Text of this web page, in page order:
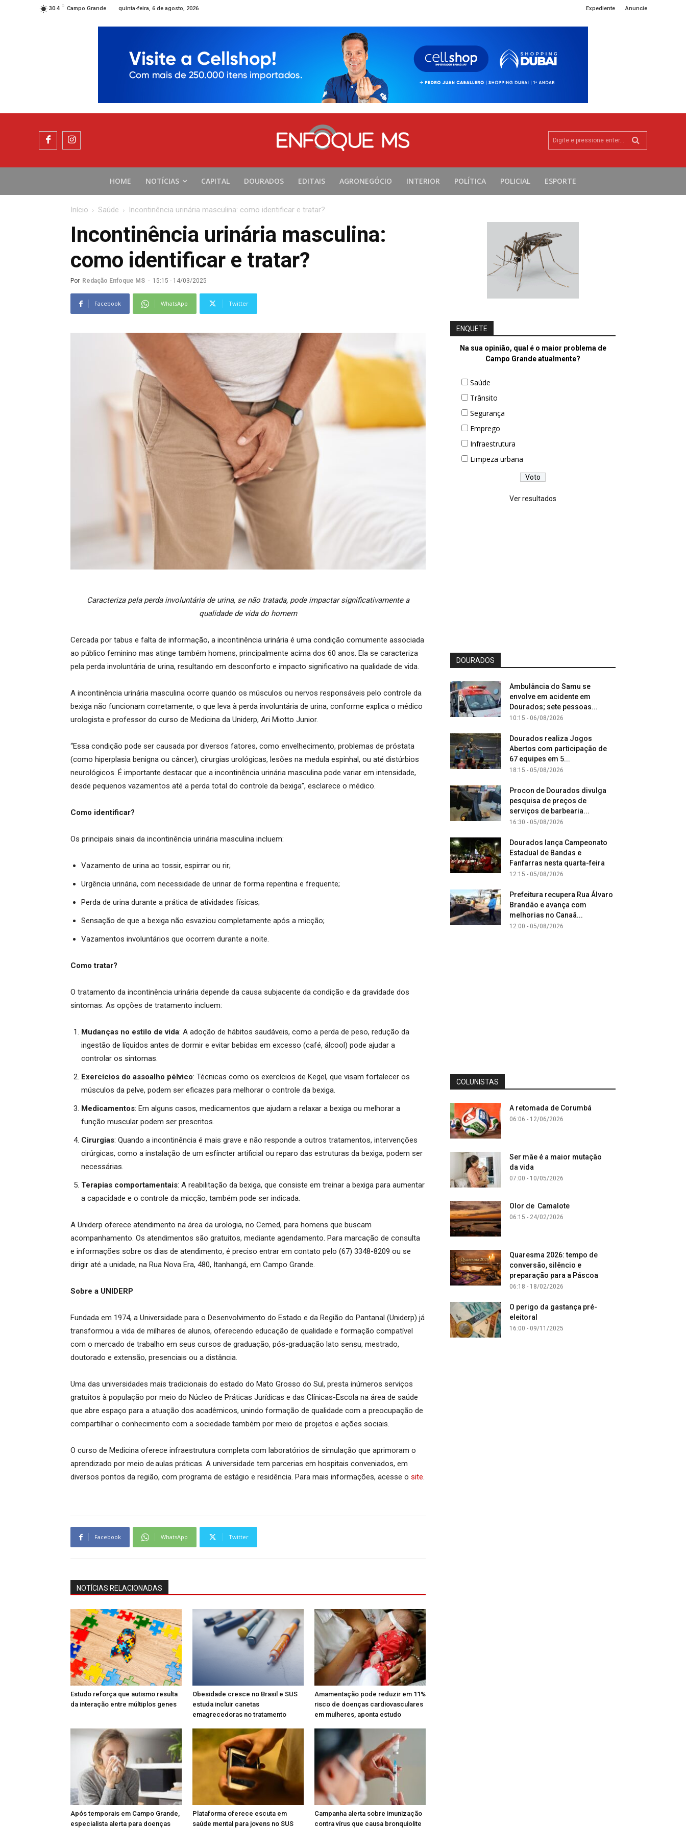
30.4 C Campo Grande quinta-feira, 6 de agosto, 2026 Expediente Anuncie
Digite e pressione enter...
HOME NOTÍCIAS CAPITAL DOURADOS EDITAIS AGRONEGÓCIO INTERIOR POLÍTICA POLICIAL ESPORTE
Início Saúde Incontinência urinária masculina: como identificar e tratar?
Incontinência urinária masculina:
como identificar e tratar?
Por Redação Enfoque MS - 15:15 - 14/03/2025
Facebook WhatsApp Twitter
Caracteriza pela perda involuntária de urina, se não tratada, pode impactar significativamente a
qualidade de vida do homem
Cercada por tabus e falta de informação, a incontinência urinária é uma condição comumente associada
ao público feminino mas atinge também homens, principalmente acima dos 60 anos. Ela se caracteriza
pela perda involuntária de urina, resultando em desconforto e impacto significativo na qualidade de vida.
A incontinência urinária masculina ocorre quando os músculos ou nervos responsáveis pelo controle da
bexiga não funcionam corretamente, o que leva à perda involuntária de urina, conforme explica o médico
urologista e professor do curso de Medicina da Uniderp, Ari Miotto Junior.
“Essa condição pode ser causada por diversos fatores, como envelhecimento, problemas de próstata
(como hiperplasia benigna ou câncer), cirurgias urológicas, lesões na medula espinhal, ou até distúrbios
neurológicos. É importante destacar que a incontinência urinária masculina pode variar em intensidade,
desde pequenos vazamentos até a perda total do controle da bexiga”, esclarece o médico.
Como identificar?
Os principais sinais da incontinência urinária masculina incluem:
Vazamento de urina ao tossir, espirrar ou rir;
Urgência urinária, com necessidade de urinar de forma repentina e frequente;
Perda de urina durante a prática de atividades físicas;
Sensação de que a bexiga não esvaziou completamente após a micção;
Vazamentos involuntários que ocorrem durante a noite.
Como tratar?
O tratamento da incontinência urinária depende da causa subjacente da condição e da gravidade dos
sintomas. As opções de tratamento incluem:
Mudanças no estilo de vida: A adoção de hábitos saudáveis, como a perda de peso, redução da
ingestão de líquidos antes de dormir e evitar bebidas em excesso (café, álcool) pode ajudar a
controlar os sintomas.
Exercícios do assoalho pélvico: Técnicas como os exercícios de Kegel, que visam fortalecer os
músculos da pelve, podem ser eficazes para melhorar o controle da bexiga.
Medicamentos: Em alguns casos, medicamentos que ajudam a relaxar a bexiga ou melhorar a
função muscular podem ser prescritos.
Cirurgias: Quando a incontinência é mais grave e não responde a outros tratamentos, intervenções
cirúrgicas, como a instalação de um esfíncter artificial ou reparo das estruturas da bexiga, podem ser
necessárias.
Terapias comportamentais: A reabilitação da bexiga, que consiste em treinar a bexiga para aumentar
a capacidade e o controle da micção, também pode ser indicada.
A Uniderp oferece atendimento na área da urologia, no Cemed, para homens que buscam
acompanhamento. Os atendimentos são gratuitos, mediante agendamento. Para marcação de consulta
e informações sobre os dias de atendimento, é preciso entrar em contato pelo (67) 3348-8209 ou se
dirigir até a unidade, na Rua Nova Era, 480, Itanhangá, em Campo Grande.
Sobre a UNIDERP
Fundada em 1974, a Universidade para o Desenvolvimento do Estado e da Região do Pantanal (Uniderp) já
transformou a vida de milhares de alunos, oferecendo educação de qualidade e formação compatível
com o mercado de trabalho em seus cursos de graduação, pós-graduação lato sensu, mestrado,
doutorado e extensão, presenciais ou a distância.
Uma das universidades mais tradicionais do estado do Mato Grosso do Sul, presta inúmeros serviços
gratuitos à população por meio do Núcleo de Práticas Jurídicas e das Clínicas-Escola na área de saúde
que abre espaço para a atuação dos acadêmicos, unindo formação de qualidade com a preocupação de
compartilhar o conhecimento com a sociedade também por meio de projetos e ações sociais.
O curso de Medicina oferece infraestrutura completa com laboratórios de simulação que aprimoram o
aprendizado por meio de aulas práticas. A universidade tem parcerias em hospitais conveniados, em
diversos pontos da região, com programa de estágio e residência. Para mais informações, acesse o site.
Facebook WhatsApp Twitter
NOTÍCIAS RELACIONADAS
Estudo reforça que autismo resulta
da interação entre múltiplos genes
Obesidade cresce no Brasil e SUS
estuda incluir canetas
emagrecedoras no tratamento
Amamentação pode reduzir em 11%
risco de doenças cardiovasculares
em mulheres, aponta estudo
Após temporais em Campo Grande,
especialista alerta para doenças
Plataforma oferece escuta em
saúde mental para jovens no SUS
Campanha alerta sobre imunização
contra vírus que causa bronquiolite
ENQUETE
Na sua opinião, qual é o maior problema de
Campo Grande atualmente?
Saúde
Trânsito
Segurança
Emprego
Infraestrutura
Limpeza urbana
Ver resultados
DOURADOS
Ambulância do Samu se
envolve em acidente em
Dourados; sete pessoas...
10:15 - 06/08/2026
Dourados realiza Jogos
Abertos com participação de
67 equipes em 5...
18:15 - 05/08/2026
Procon de Dourados divulga
pesquisa de preços de
serviços de barbearia...
16:30 - 05/08/2026
Dourados lança Campeonato
Estadual de Bandas e
Fanfarras nesta quarta-feira
12:15 - 05/08/2026
Prefeitura recupera Rua Álvaro
Brandão e avança com
melhorias no Canaã...
12:00 - 05/08/2026
COLUNISTAS
A retomada de Corumbá
06:06 - 12/06/2026
Ser mãe é a maior mutação
da vida
07:00 - 10/05/2026
Olor de Camalote
06:15 - 24/02/2026
Quaresma 2026: tempo de
conversão, silêncio e
preparação para a Páscoa
06:18 - 18/02/2026
O perigo da gastança pré-
eleitoral
16:00 - 09/11/2025